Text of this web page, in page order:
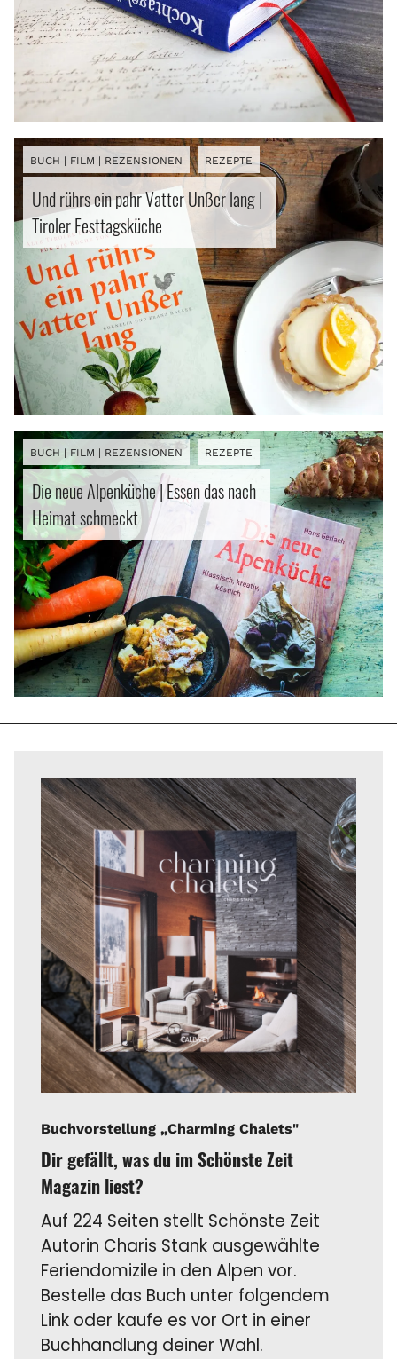
BUCH | FILM | REZENSIONEN REZEPTE
Und rührs ein pahr Vatter Unßer lang |
Tiroler Festtagsküche
BUCH | FILM | REZENSIONEN REZEPTE
Die neue Alpenküche | Essen das nach
Heimat schmeckt
Buchvorstellung „Charming Chalets"
Dir gefällt, was du im Schönste Zeit
Magazin liest?
Auf 224 Seiten stellt Schönste Zeit
Autorin Charis Stank ausgewählte
Feriendomizile in den Alpen vor.
Bestelle das Buch unter folgendem
Link oder kaufe es vor Ort in einer
Buchhandlung deiner Wahl.